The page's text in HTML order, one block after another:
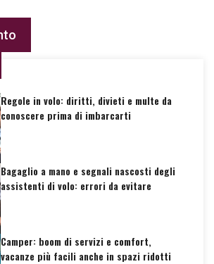
Regole in volo: diritti, divieti e multe da
conoscere prima di imbarcarti
Bagaglio a mano e segnali nascosti degli
assistenti di volo: errori da evitare
Camper: boom di servizi e comfort,
vacanze più facili anche in spazi ridotti